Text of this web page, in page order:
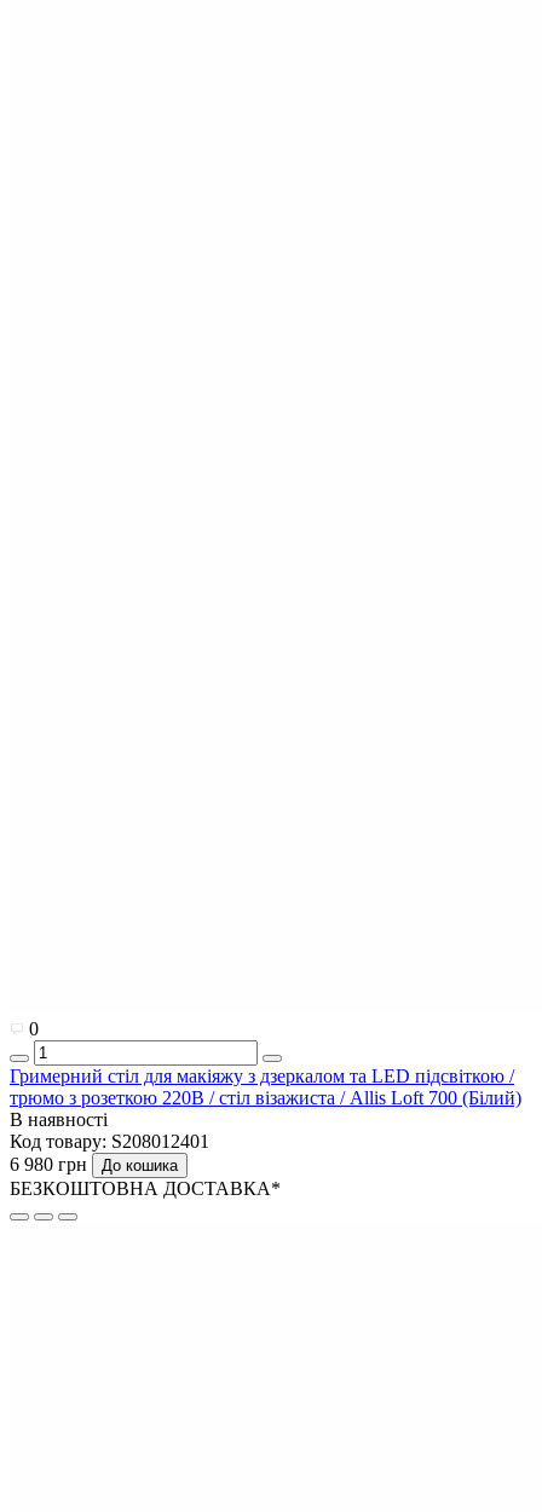
0
Гримерний стіл для макіяжу з дзеркалом та LED підсвіткою /
трюмо з розеткою 220В / стіл візажиста / Allis Loft 700 (Білий)
В наявності
Код товару: S208012401
6 980 грн
До кошика
БЕЗКОШТОВНА ДОСТАВКА*